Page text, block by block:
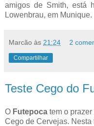
amigos de Smith, está
Lowenbrau, em Munique.
Marcão às 21:24 2
Compartilhar
Teste Cego do
O Futepoca tem o
Cego de Cervejas.